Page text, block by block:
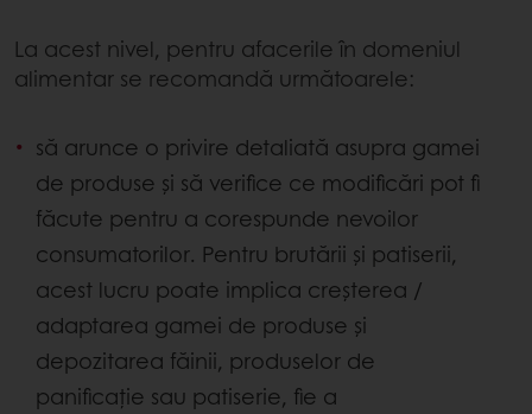
La acest nivel, pentru afacerile în domeniul
alimentar se recomandă următoarele:
să arunce o privire detaliată asupra gamei
de produse și să verifice ce modificări pot fi
făcute pentru a corespunde nevoilor
consumatorilor. Pentru brutării și patiserii,
acest lucru poate implica creșterea /
adaptarea gamei de produse și
depozitarea făinii, produselor de
panificație sau patiserie, fie a